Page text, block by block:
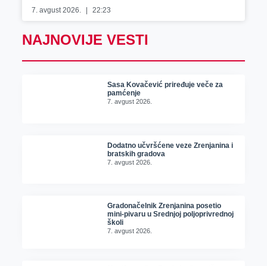
7. avgust 2026. 22:23
NAJNOVIJE VESTI
Sasa Kovačević priređuje veče za
pamćenje
7. avgust 2026.
Dodatno učvršćene veze Zrenjanina i
bratskih gradova
7. avgust 2026.
Gradonačelnik Zrenjanina posetio
mini-pivaru u Srednjoj poljoprivrednoj
školi
7. avgust 2026.